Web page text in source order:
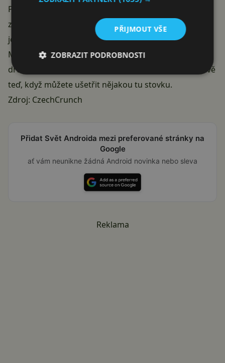
Po uplynutí zmíněných tří měsíců však cena vyroste
zpět na původních 5,99 €, takže se ve skutečnosti
jedná o klasickou natahovací kampaň.
Markeťáci prostě ví, jak si přitáhnout zákazníky. Na
druhou stranu, proč s prémiovým účtem nezačít právě
teď, když můžete ušetřit nějakou tu stovku.
Zdroj: CzechCrunch
Přidat Svět Androida mezi preferované stránky na
Google
ať vám neunikne žádná Android novinka nebo sleva
Reklama
PŘIJMOUT VŠE
ZOBRAZIT PODROBNOSTI